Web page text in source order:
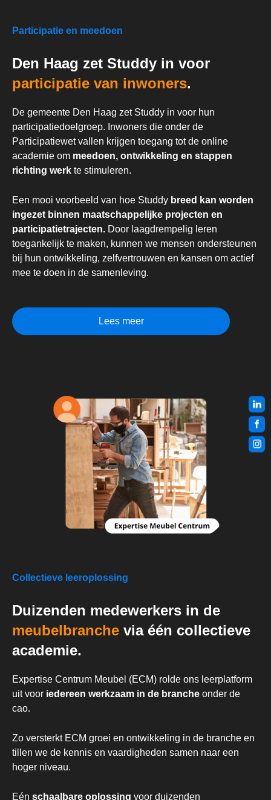
Participatie en meedoen
Den Haag zet Studdy in voor
participatie van inwoners.
De gemeente Den Haag zet Studdy in voor hun
participatiedoelgroep. Inwoners die onder de
Participatiewet vallen krijgen toegang tot de online
academie om meedoen, ontwikkeling en stappen
richting werk te stimuleren.
Een mooi voorbeeld van hoe Studdy breed kan worden
ingezet binnen maatschappelijke projecten en
participatietrajecten.​ Door laagdrempelig leren
toegankelijk te maken, kunnen we mensen ondersteunen
bij hun ontwikkeling, zelfvertrouwen en kansen om actief
mee te doen in de samenleving.
Lees meer
Collectieve leeroplossing
Duizenden medewerkers in de
meubelbranche via één collectieve
academie.
Expertise Centrum Meubel (ECM) rolde ons leerplatform
uit voor iedereen werkzaam in de branche onder de
cao.
Zo versterkt ECM groei en ontwikkeling in de branche en
tillen we de kennis en vaardigheden samen naar een
hoger niveau.
Eén schaalbare oplossing voor duizenden